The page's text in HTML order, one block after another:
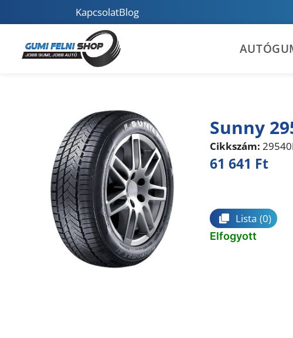
KapcsolatBlog
Sunny
Cikkszám:
61 641 Ft
Lista (0)
Elfogyott